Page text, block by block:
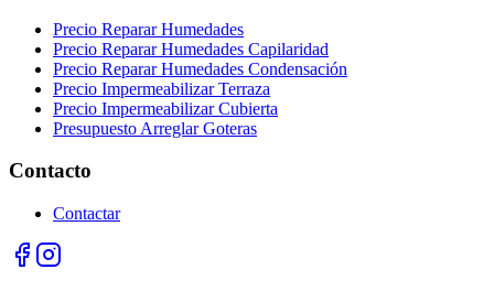
Precio Reparar Humedades
Precio Reparar Humedades Capilaridad
Precio Reparar Humedades Condensación
Precio Impermeabilizar Terraza
Precio Impermeabilizar Cubierta
Presupuesto Arreglar Goteras
Contacto
Contactar